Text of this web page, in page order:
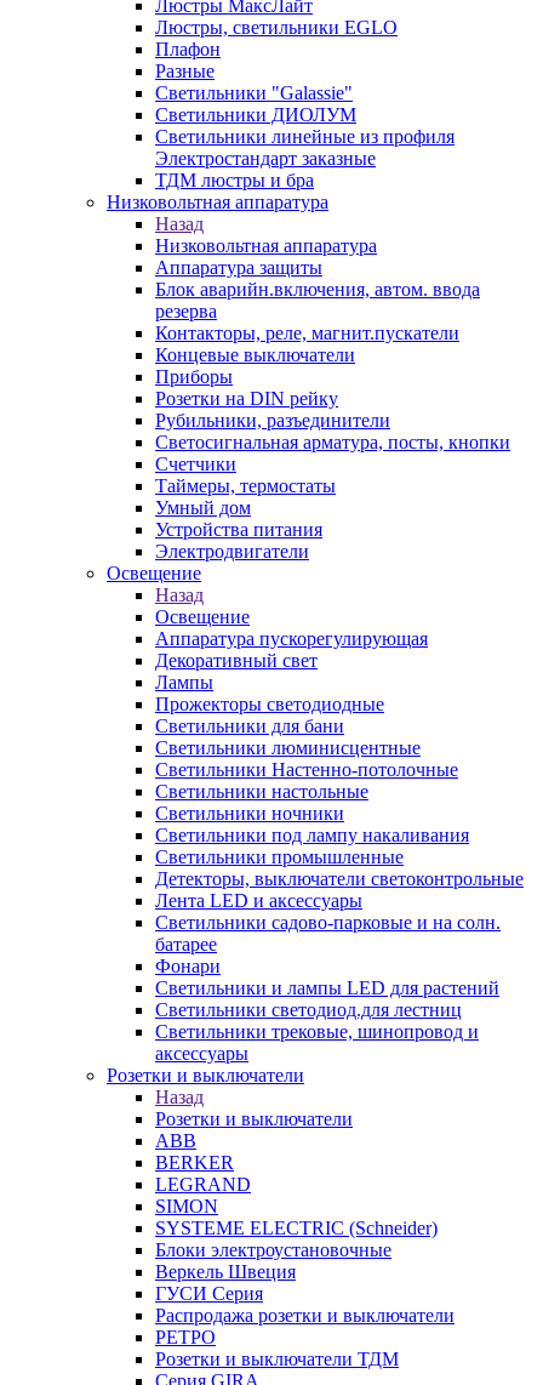
Люстры МаксЛайт
Люстры, светильники EGLO
Плафон
Разные
Светильники "Galassie"
Светильники ДИОЛУМ
Светильники линейные из профиля
Электростандарт заказные
ТДМ люстры и бра
Низковольтная аппаратура
Назад
Низковольтная аппаратура
Аппаратура защиты
Блок аварийн.включения, автом. ввода
резерва
Контакторы, реле, магнит.пускатели
Концевые выключатели
Приборы
Розетки на DIN рейку
Рубильники, разъединители
Светосигнальная арматура, посты, кнопки
Счетчики
Таймеры, термостаты
Умный дом
Устройства питания
Электродвигатели
Освещение
Назад
Освещение
Аппаратура пускорегулирующая
Декоративный свет
Лампы
Прожекторы светодиодные
Светильники для бани
Светильники люминисцентные
Светильники Настенно-потолочные
Светильники настольные
Светильники ночники
Светильники под лампу накаливания
Светильники промышленные
Детекторы, выключатели светоконтрольные
Лента LED и аксессуары
Светильники садово-парковые и на солн.
батарее
Фонари
Светильники и лампы LED для растений
Светильники светодиод.для лестниц
Светильники трековые, шинопровод и
аксессуары
Розетки и выключатели
Назад
Розетки и выключатели
ABB
BERKER
LEGRAND
SIMON
SYSTEME ELECTRIC (Schneider)
Блоки электроустановочные
Веркель Швеция
ГУСИ Серия
Распродажа розетки и выключатели
РЕТРО
Розетки и выключатели ТДМ